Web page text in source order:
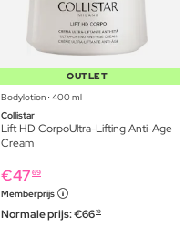
OUTLET
Bodylotion ⋅ 400 ml
Collistar
Lift HD CorpoUltra-Lifting Anti-Age
Cream
€47 69
Memberprijs
Normale prijs:€6619